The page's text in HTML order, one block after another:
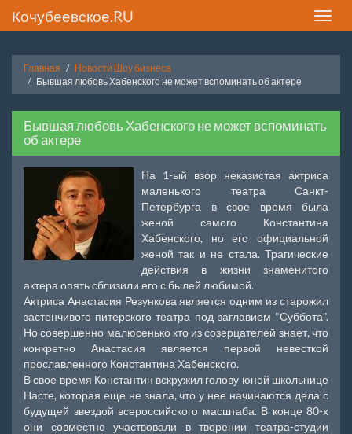
Toggle
Кочубеевское.RU
Главная
Новости Шоу бизнеса
Бывшая любовь Хабенского не может вспоминать об актере
Бывшая любовь Хабенского не может вспоминать
об актере
На 1-ый взор неказистая актриса
маленького театра Санкт-
Петербурга в свое время была
женой самого Константина
Хабенского, но его официальной
женой так и не стала. Трагические
действия в жизни знаменитого
актера опять сблизили его с былей любимой.
Актриса Анастасия Резункова является одним из старожил
застенчивого питерского театра под заглавием "Суббота".
Но совершенно малюсенько кто из созерцателей знает, что
конкретно Анастасия является первой невесткой
прославленного Константина Хабенского.
В свое время Константин вскружил голову юной школьнице
Насте, которая еще не знала, что у нее начинаются дела с
будущей звездой всероссийского масштаба. В конце 80-х
они совместно участвовали в творении театра-студии